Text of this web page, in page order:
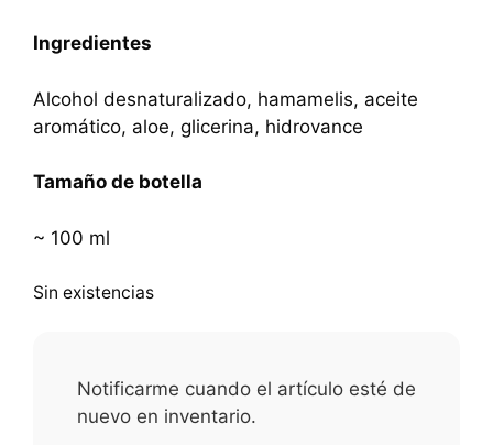
Ingredientes
Alcohol desnaturalizado, hamamelis, aceite
aromático, aloe, glicerina, hidrovance
Tamaño de botella
~ 100 ml
Sin existencias
Notificarme cuando el artículo esté de
nuevo en inventario.